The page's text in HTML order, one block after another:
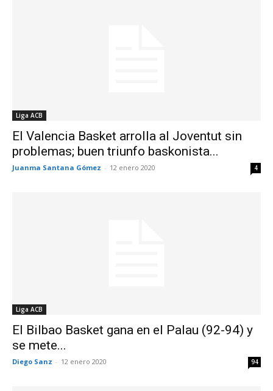
Liga ACB
El Valencia Basket arrolla al Joventut sin
problemas; buen triunfo baskonista...
Juanma Santana Gómez - 12 enero 2020 4
Liga ACB
El Bilbao Basket gana en el Palau (92-94) y
se mete...
Diego Sanz - 12 enero 2020 94